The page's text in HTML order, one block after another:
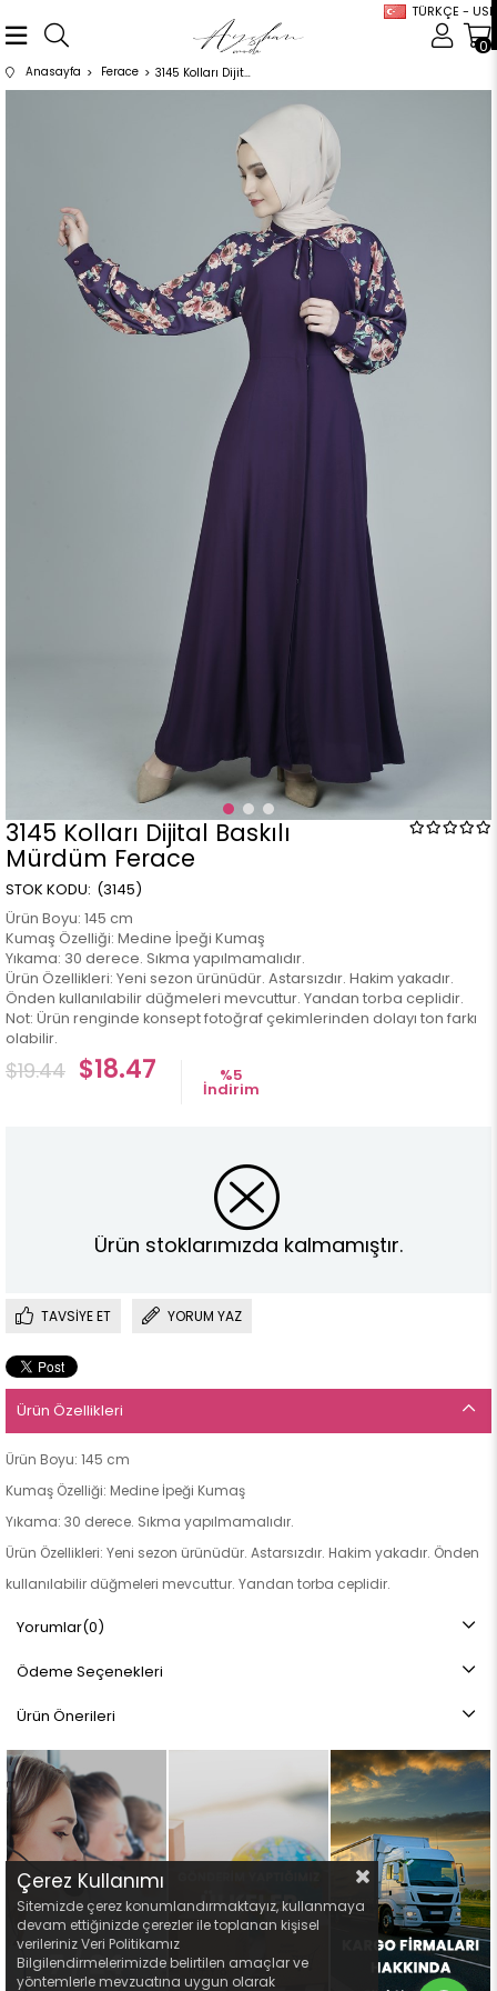
TÜRKÇE - USD
0
Anasayfa Ferace 3145 Kolları Dijital Baskılı Mürdüm Ferace
3145 Kolları Dijital Baskılı
Mürdüm Ferace
(3145)
Ürün Boyu: 145 cm
Kumaş Özelliği: Medine İpeği Kumaş
Yıkama: 30 derece. Sıkma yapılmamalıdır.
Ürün Özellikleri: Yeni sezon ürünüdür. Astarsızdır. Hakim yakadır.
Önden kullanılabilir düğmeleri mevcuttur. Yandan torba ceplidir.
Not: Ürün renginde konsept fotoğraf çekimlerinden dolayı ton farkı
olabilir.
$19.44 $18.47 %5
İndirim
Ürün stoklarımızda kalmamıştır.
TAVSIYE ET YORUM YAZ
Ürün Özellikleri
Ürün Boyu: 145 cm
Kumaş Özelliği: Medine İpeği Kumaş
Yıkama: 30 derece. Sıkma yapılmamalıdır.
Ürün Özellikleri: Yeni sezon ürünüdür. Astarsızdır. Hakim yakadır. Önden
kullanılabilir düğmeleri mevcuttur. Yandan torba ceplidir.
Not: Ürün renginde konsept fotoğraf çekimlerinden dolayı ton farkı
Yorumlar(0)
Ödeme Seçenekleri
Ürün Önerileri
Çerez Kullanımı
Sitemizde çerez konumlandırmaktayız, kullanmaya
devam ettiğinizde çerezler ile toplanan kişisel
verileriniz Veri Politikamız
Bilgilendirmelerimizde belirtilen amaçlar ve
yöntemlerle mevzuatına uygun olarak